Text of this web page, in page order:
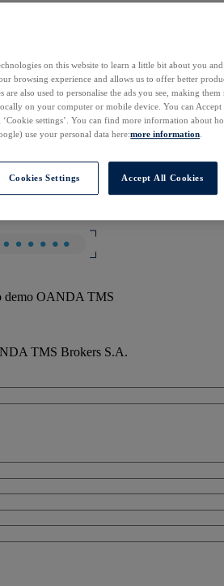
demo OANDA TMS
TMS Brokers S.A.
on this website to learn a little bit about you
browsing experience and allows us to offer better
are also used to personalise the ads you see, making
on your computer or mobile device. You can
‘Cookie settings’. You can find more information about
use your personal data here:more information.
Cookies Settings Accept All Cookies